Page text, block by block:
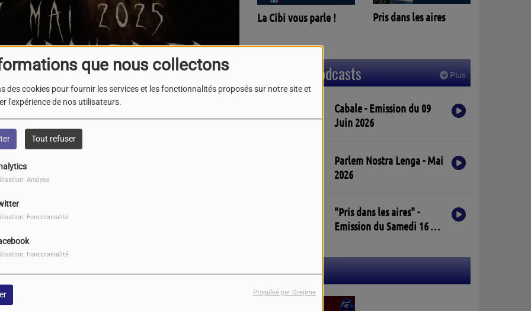
que nous collectons
des cookies pour fournir les services et les fonctionnalités proposés sur notre site et
l'expérience de nos utilisateurs.
Tout refuser
Analyse
Fonctionnalité
Fonctionnalité
Propulsé par Orejime
présentée par Arch Gros Barbare, Smooky, le Mexicain et
du 27 Mai 2025 à retrouver ici
La Cibi vous parle ! Pris dans les aires
Parlèm nostra lenga
Plus
Derniers podcasts
Cabale - Emission du 09
Juin 2026
Parlem Nostra Lenga - Mai
2026
"Pris dans les aires" -
Emission du Samedi 16 Mai
Participez